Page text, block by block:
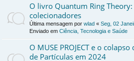
O livro Quantum Ring
colecionadores
Última mensagem por wlad « Seg, 02
Enviado em Ciência, Tecnologia e Saúde
O MUSE PROJECT e o
de Partículas em 2024